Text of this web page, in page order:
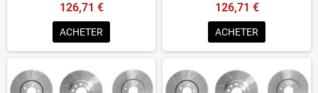
126,71 €
ACHETER
126,71 €
ACHETER